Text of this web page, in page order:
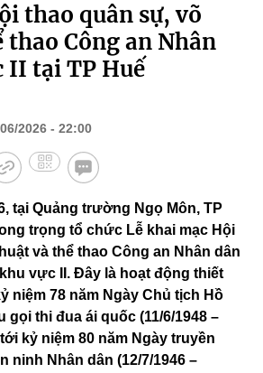
thao quân sự, võ
Công an Nhân
II tại TP Huế
2026 - 22:00
tại Quảng trường Ngọ Môn, TP
trọng tổ chức Lễ khai mạc Hội
và thể thao Công an Nhân dân
vực II. Đây là hoạt động thiết
niệm 78 năm Ngày Chủ tịch Hồ
gọi thi đua ái quốc (11/6/1948 –
kỷ niệm 80 năm Ngày truyền
ninh Nhân dân (12/7/1946 –